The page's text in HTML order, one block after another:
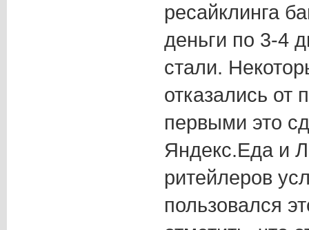
ресайклинга
деньги по 3-4
стали.
отказались от
первыми это
Яндекс.Еда и
ритейлеров
пользовался